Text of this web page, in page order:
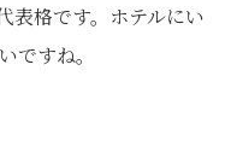
表格です。ホテルにい
ですね。